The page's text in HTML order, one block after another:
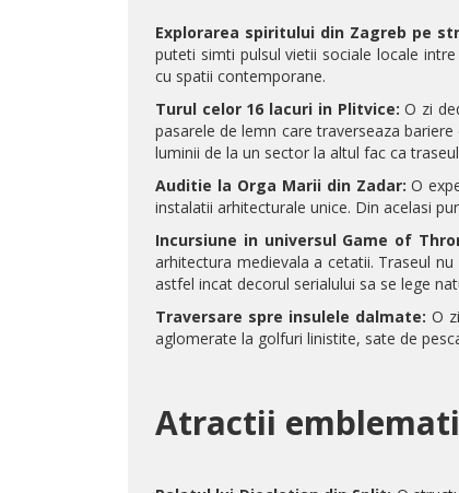
Explorarea spiritului din Zagreb pe
puteti simti pulsul vietii sociale locale
cu spatii contemporane.
Turul celor 16 lacuri in Plitvice: O zi
pasarele de lemn care traverseaza
luminii de la un sector la altul fac ca
Auditie la Orga Marii din Zadar: O
instalatii arhitecturale unice. Din acelasi
Incursiune in universul Game of
arhitectura medievala a cetatii. Traseul
astfel incat decorul serialului sa se lege
Traversare spre insulele dalmate: O
aglomerate la golfuri linistite, sate de
Atractii